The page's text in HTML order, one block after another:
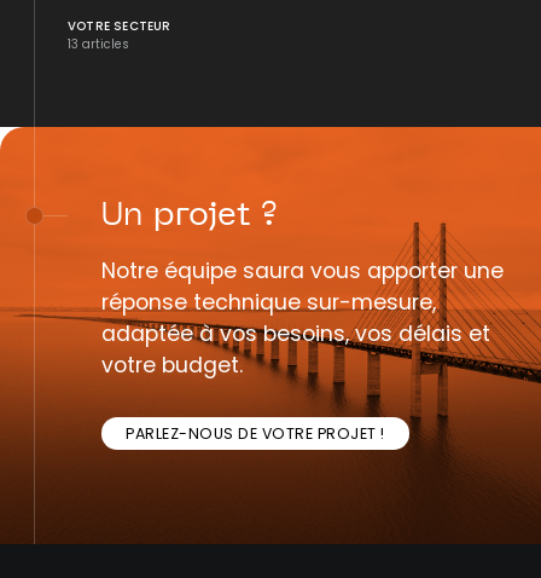
VOTRE SECTEUR
13 articles
Un projet ?
Notre équipe saura vous apporter une
réponse technique sur-mesure,
adaptée à vos besoins, vos délais et
votre budget.
PARLEZ-NOUS DE VOTRE PROJET !